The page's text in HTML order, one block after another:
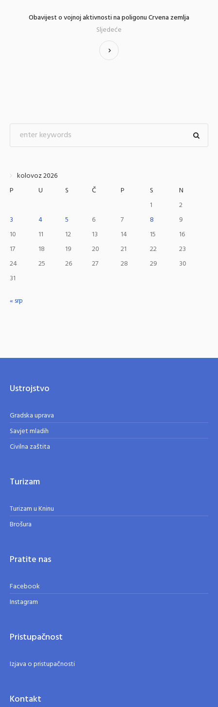
Obavijest o vojnoj aktivnosti na poligonu Crvena zemlja
Sljedeće
kolovoz 2026
P
U S Č P S
N
1
2
3
4 5 6 7 8
9
10
11 12 13 14 15
16
17
18 19 20 21 22
23
24
25 26 27 28 29
30
31
« srp
Ustrojstvo
Gradska uprava
Savjet mladih
Civilna zaštita
Turizam
Turizam u Kninu
Brošura
Pratite nas
Facebook
Instagram
Pristupačnost
Izjava o pristupačnosti
Kontakt